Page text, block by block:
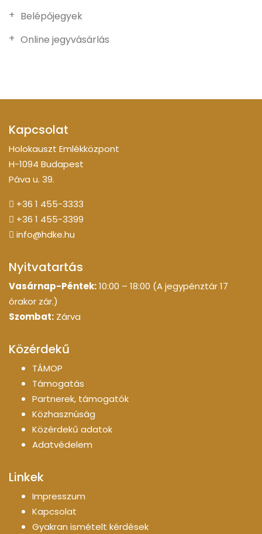
Belépőjegyek
Online jegyvásárlás
Kapcsolat
Holokauszt Emlékközpont
H-1094 Budapest
Páva u. 39.
+36 1 455-3333
+36 1 455-3399
info@hdke.hu
Nyitvatartás
Vasárnap-Péntek:10:00 – 18:00 (A jegypénztár 17
órakor zár.)
Szombat: Zárva
Közérdekű
TÁMOP
Támogatás
Partnerek, támogatók
Közhasznúság
Közérdekű adatok
Adatvédelem
Linkek
Impresszum
Kapcsolat
Gyakran ismételt kérdések